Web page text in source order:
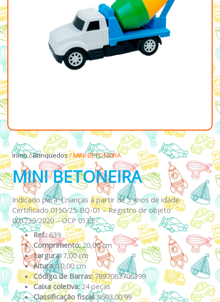
Início/Brinquedos/ MINI BETONEIRA
MINI BETONEIRA
Indicado para: Crianças à partir de 3 anos de idade.
Certificado 0150/25-BQ-01 – Registro de objeto
001739/2020 – OCP 0133
Ref.:639
Comprimento:20,00 cm
Largura:7,00 cm
Altura:10,00 cm
Código de Barras:7897063706399
Caixa coletiva:24 peças
Classificação fiscal:9503.00.99